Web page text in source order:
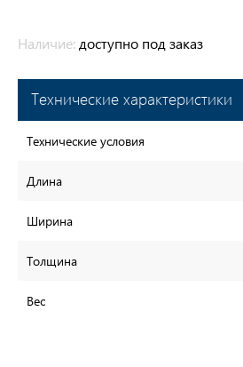
Наличие: доступно под заказ
Технические характеристики
Технические условия
Длина
Ширина
Толщина
Вес